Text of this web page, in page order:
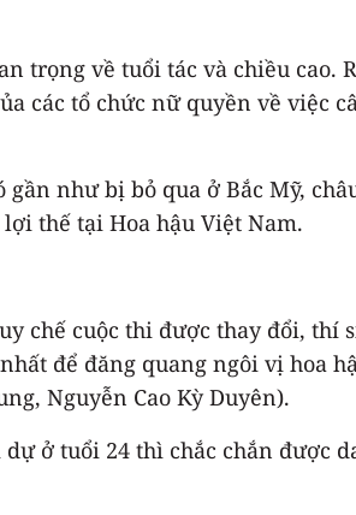
trọng về tuổi tác và chiều cao.
các tổ chức nữ quyền về việc
như bị bỏ qua ở Bắc Mỹ,
thế tại Hoa hậu Việt Nam.
chế cuộc thi được thay đổi, thí
để đăng quang ngôi vị hoa
Nguyễn Cao Kỳ Duyên).
ở tuổi 24 thì chắc chắn được